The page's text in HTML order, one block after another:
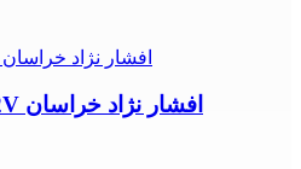
کابل آنتن صادراتی 4 5c-2V افشار نژاد خراسان